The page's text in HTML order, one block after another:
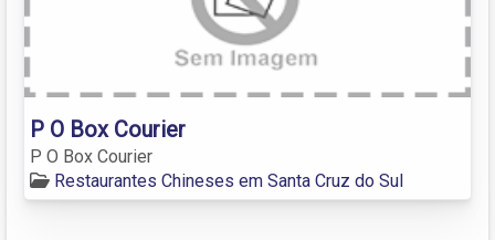
P O Box Courier
P O Box Courier
Restaurantes Chineses em Santa Cruz do Sul